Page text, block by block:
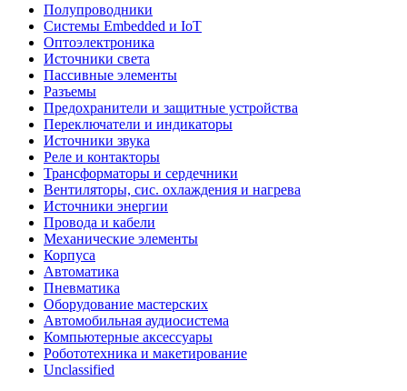
Полупроводники
Системы Embedded и IoT
Oптоэлектроника
Источники света
Пассивные элементы
Разъeмы
Предохранители и защитные устройства
Переключатели и индикаторы
Источники звука
Реле и контакторы
Трансформаторы и сердечники
Вентиляторы, сис. охлаждения и нагрева
Источники энергии
Провода и кабели
Механические элементы
Корпуса
Автоматика
Пневматика
Оборудование мастерских
Автомобильная аудиосистема
Компьютерные аксессуары
Робототехника и макетирование
Unclassified